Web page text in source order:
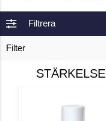
Filtrera
Filter
STÄRKELSE